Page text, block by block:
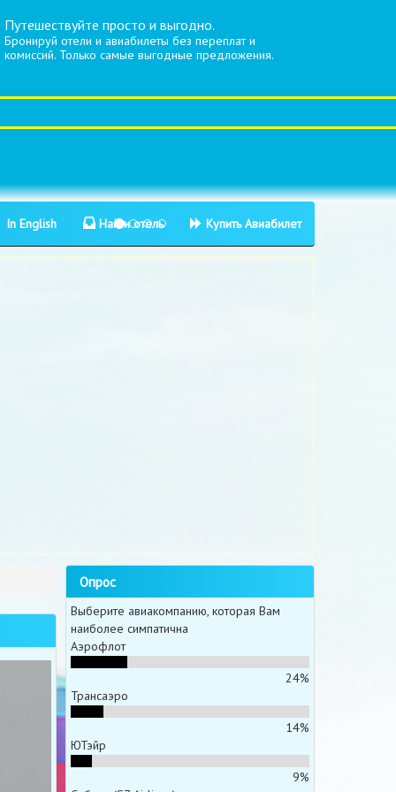
Путешествуйте просто и выгодно.
Бронируй отели и авиабилеты без переплат и
комиссий. Только самые выгодные предложения.
In English Найти отель Купить Авиабилет
Опрос
Выберите авиакомпанию, которая Вам
наиболее симпатична
Аэрофлот
24%
Трансаэро
14%
ЮТэйр
9%